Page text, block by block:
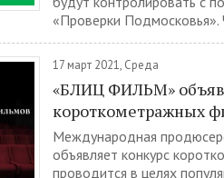
«Проверки Подмосковья».
17 март 2021, Среда
«БЛИЦ ФИЛЬМ»
короткометражных
Международная
объявляет конкурс
проводится в целях